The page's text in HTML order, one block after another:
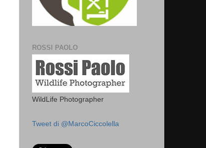
ROSSI PAOLO
WildLife Photographer
Tweet di @MarcoCiccolella